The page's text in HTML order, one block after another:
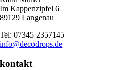
Im Kappenzipfel 6
89129 Langenau
Tel: 07345 2357145
info@decodrops.de
kontakt